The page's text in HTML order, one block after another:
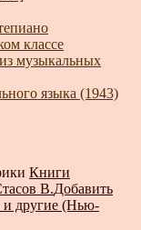
классе
музыкальных
языка (1943)
Книги
В.Добавить
и другие (Нью-